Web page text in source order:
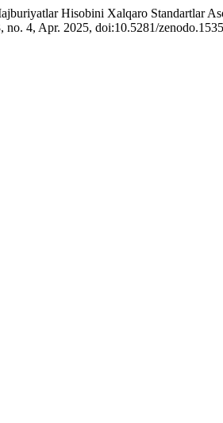
Hisobini Xalqaro Standartlar
no. 4, Apr. 2025, doi:10.5281/